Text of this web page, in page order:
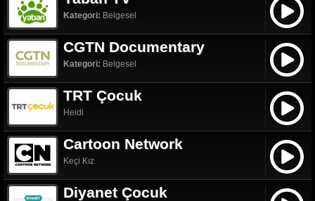
Kategori: Belgesel
CGTN Documentary
Kategori: Belgesel
TRT Çocuk
Heidi
Cartoon Network
Keçi Kız
Diyanet Çocuk